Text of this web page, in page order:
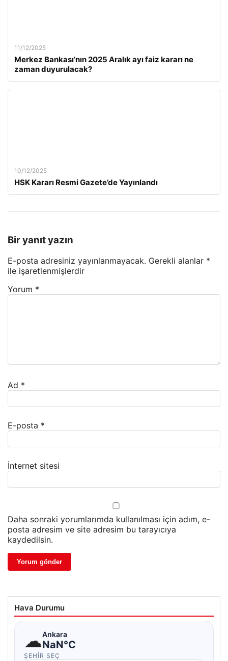
11/12/2025
Merkez Bankası’nın 2025 Aralık ayı faiz kararı ne
zaman duyurulacak?
10/12/2025
HSK Kararı Resmi Gazete’de Yayınlandı
Bir yanıt yazın
E-posta adresiniz yayınlanmayacak. Gerekli alanlar *
ile işaretlenmişlerdir
Yorum *
Ad *
E-posta *
İnternet sitesi
Daha sonraki yorumlarımda kullanılması için adım, e-
posta adresim ve site adresim bu tarayıcıya
kaydedilsin.
Hava Durumu
☁Ankara
NaN°C
ŞEHIR SEÇ